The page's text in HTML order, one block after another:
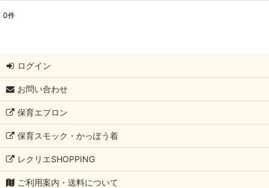
0件
ログイン
お問い合わせ
保育エプロン
保育スモック・かっぽう着
レクリエSHOPPING
ご利用案内・送料について